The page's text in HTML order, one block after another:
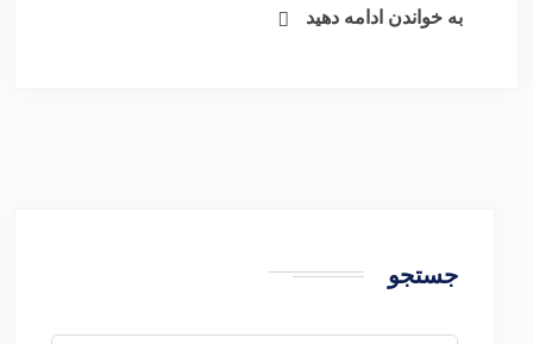
به خواندن ادامه دهید
جستجو